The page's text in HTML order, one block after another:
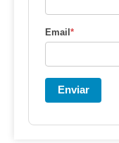
Email*
Enviar